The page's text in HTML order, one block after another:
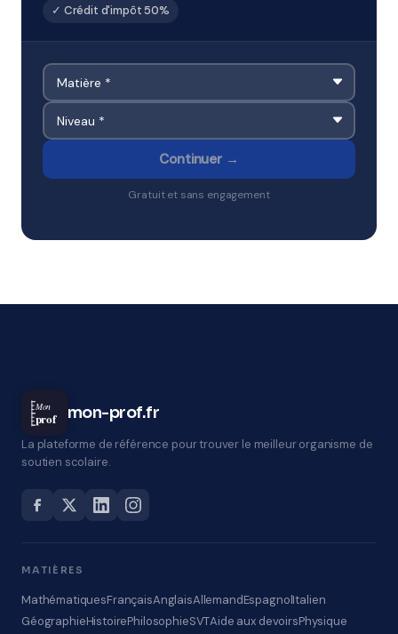
✓ Crédit d'impôt 50%
Continuer →
Gratuit et sans engagement
Mon
prof mon-prof.fr
La plateforme de référence pour trouver le meilleur organisme de
soutien scolaire.
MATIÈRES
MathématiquesFrançaisAnglaisAllemandEspagnolItalien
GéographieHistoirePhilosophieSVTAide aux devoirsPhysique